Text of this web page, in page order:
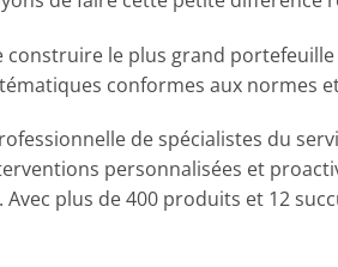
construire le plus grand
conformes aux normes
de spécialistes du
personnalisées et
Avec plus de 400 produits et 12